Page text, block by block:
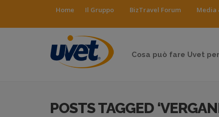
Home Il Gruppo BizTravel Forum Media
Cosa può fare Uvet
POSTS TAGGED